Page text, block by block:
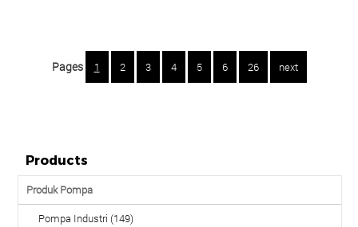
Pages 1 2 3 4 5 6 26 next
Products
Produk Pompa
Pompa Industri (149)